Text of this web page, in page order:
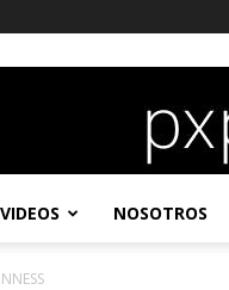
VIDEOS NOSOTROS